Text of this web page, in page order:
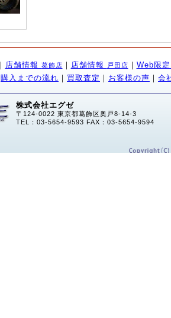
｜ 店舗情報 葛飾店 ｜ 店舗情報 戸田店 ｜ Web限
購入までの流れ ｜ 買取査定 ｜ お客様の声 ｜ 会
株式会社エグゼ
〒124-0022 東京都葛飾区奥戸8-14-3
TEL：03-5654-9593 FAX：03-5654-9594